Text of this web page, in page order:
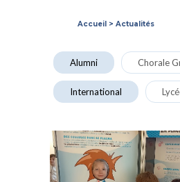
Accueil > Actualités
Alumni Chorale
International